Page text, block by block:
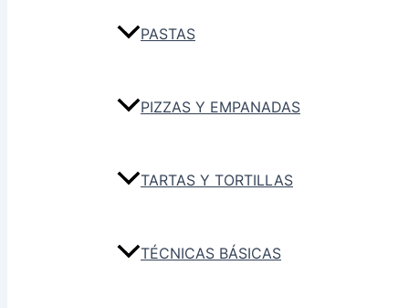
PASTAS
PIZZAS Y EMPANADAS
TARTAS Y TORTILLAS
TÉCNICAS BÁSICAS